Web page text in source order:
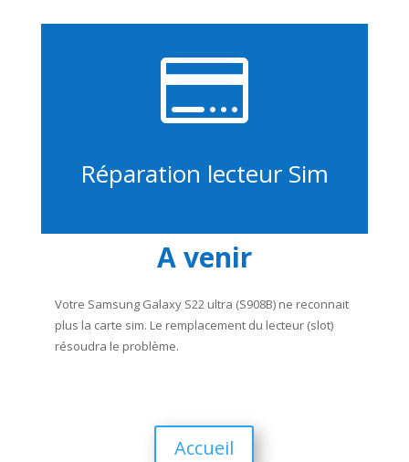

Réparation lecteur Sim
A venir
Votre Samsung Galaxy S22 ultra (S908B) ne reconnait
plus la carte sim. Le remplacement du lecteur (slot)
résoudra le problème.
Accueil